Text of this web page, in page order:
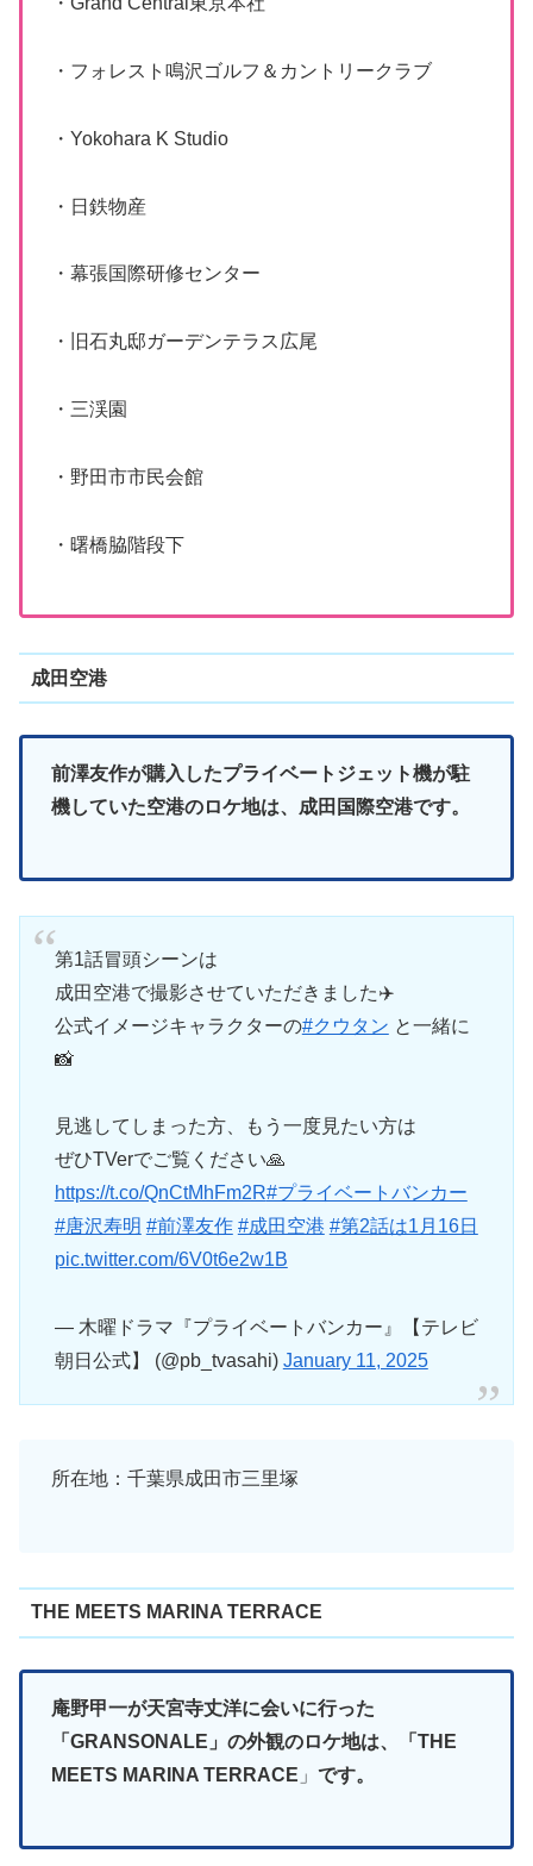
・フォレスト鳴沢ゴルフ＆カントリークラブ
・Yokohara K Studio
・日鉄物産
・幕張国際研修センター
・旧石丸邸ガーデンテラス広尾
・三渓園
・野田市市民会館
・曙橋脇階段下
成田空港
前澤友作が購入したプライベートジェット機が駐
機していた空港のロケ地は、成田国際空港です。
第1話冒頭シーンは
成田空港で撮影させていただきました✈️
公式イメージキャラクターの#クウタン と一緒に
📸
見逃してしまった方、もう一度見たい方は
ぜひTVerでご覧ください🙏
https://t.co/QnCtMhFm2R#プライベートバンカー
#唐沢寿明 #前澤友作 #成田空港 #第2話は1月16日
pic.twitter.com/6V0t6e2w1B
— 木曜ドラマ『プライベートバンカー』【テレビ
朝日公式】 (@pb_tvasahi) January 11, 2025
所在地：千葉県成田市三里塚
THE MEETS MARINA TERRACE
庵野甲一が天宮寺丈洋に会いに行った
「GRANSONALE」の外観のロケ地は、「THE
MEETS MARINA TERRACE 」 です。